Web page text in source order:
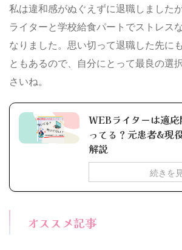
私は違和感がぬぐえずに退職しました
ライターと学校給食パートでストレス
なりました。思い切って退職した先に
ともあるので、自分にとって最良の選
さいね。
WEBライターは適
ってる？元患者&現
解説
続きを
オススメ記事